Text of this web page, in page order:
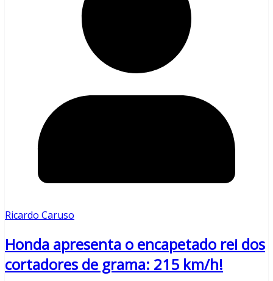
Ricardo Caruso
Honda apresenta o encapetado rei dos
cortadores de grama: 215 km/h!